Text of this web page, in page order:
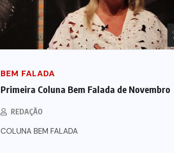
BEM FALADA
Primeira Coluna Bem Falada de Novembro
REDAÇÃO
COLUNA BEM FALADA